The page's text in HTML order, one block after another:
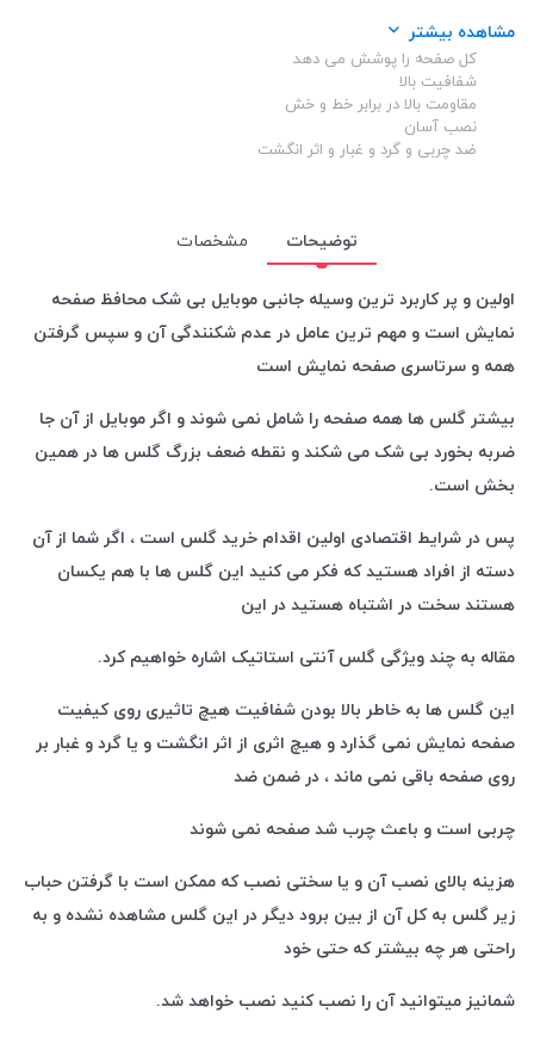
رنگ دور گلس:مشکی
مدل:اسپرت
ساختار:شفاف
اصالت محصول: اوجینال
مشاهده بیشتر
کل صفحه را پوشش می دهد
شفافیت بالا
مقاومت بالا در برابر خط و خش
نصب آسان
ضد چربی و گرد و غبار و اثر انگشت
توضیحات
مشخصات
اولین و پر کاربرد ترین وسیله جانبی موبایل بی شک محافظ صفحه
نمایش است و مهم ترین عامل در عدم شکنندگی آن و سپس گرفتن
همه و سرتاسری صفحه نمایش است
بیشتر گلس ها همه صفحه را شامل نمی شوند و اگر موبایل از آن جا
ضربه بخورد بی شک می شکند و نقطه ضعف بزرگ گلس ها در همین
بخش است.
پس در شرایط اقتصادی اولین اقدام خرید گلس است ، اگر شما از آن
دسته از افراد هستید که فکر می کنید این گلس ها با هم یکسان
هستند سخت در اشتباه هستید در این
مقاله به چند ویژگی گلس آنتی استاتیک اشاره خواهیم کرد.
این گلس ها به خاطر بالا بودن شفافیت هیچ تاثیری روی کیفیت
صفحه نمایش نمی گذارد و هیچ اثری از اثر انگشت و یا گرد و غبار بر
روی صفحه باقی نمی ماند ، در ضمن ضد
چربی است و باعث چرب شد صفحه نمی شوند
هزینه بالای نصب آن و یا سختی نصب که ممکن است با گرفتن حباب
زیر گلس به کل آن از بین برود دیگر در این گلس مشاهده نشده و به
راحتی هر چه بیشتر که حتی خود
شمانیز میتوانید آن را نصب کنید نصب خواهد شد.